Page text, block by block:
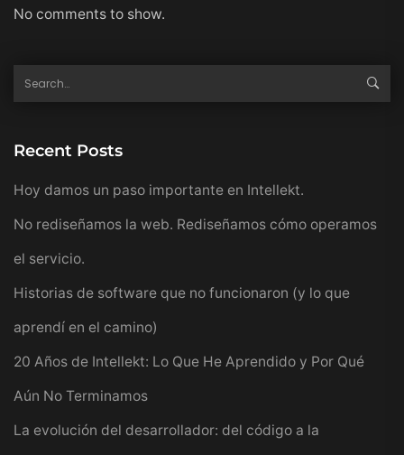
No comments to show.
Recent Posts
Hoy damos un paso importante en Intellekt.
No rediseñamos la web. Rediseñamos cómo operamos
el servicio.
Historias de software que no funcionaron (y lo que
aprendí en el camino)
20 Años de Intellekt: Lo Que He Aprendido y Por Qué
Aún No Terminamos
La evolución del desarrollador: del código a la